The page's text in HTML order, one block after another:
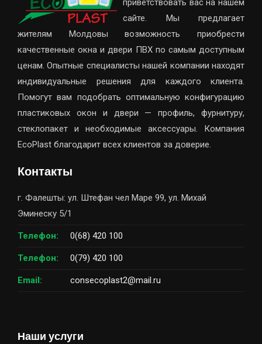
приветствовать вас на нашем
сайте. Мы предлагает
жителям Молдовы возможность приобрести
качественные окна и двери ПВХ по самым доступным
ценам. Опытные специалисты нашей компании находят
индивидуальные решения для каждого клиента.
Помогут вам подобрать оптимальную конфигурацию
пластиковых окон и двери — профиль, фурнитуру,
стеклопакет и необходимые аксессуары. Компания
EcoPlast благодарит всех клиентов за доверие.
Контакты
г. Фалешты: ул. Штефан чел Маре 99, ул. Михай
Эминеску 5/1
Телефон: 0(68) 420 100
Телефон: 0(79) 420 100
Email: consecoplast2@mail.ru
Наши услуги